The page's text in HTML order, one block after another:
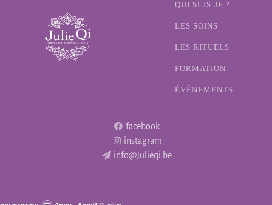
QUI SUIS-JE ?
LES SOINS
LES RITUELS
FORMATION
ÉVÈNEMENTS
facebook
instagram
info@Julieqi.be